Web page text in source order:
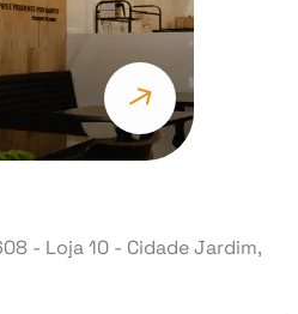
- Loja 10 - Cidade Jardim,